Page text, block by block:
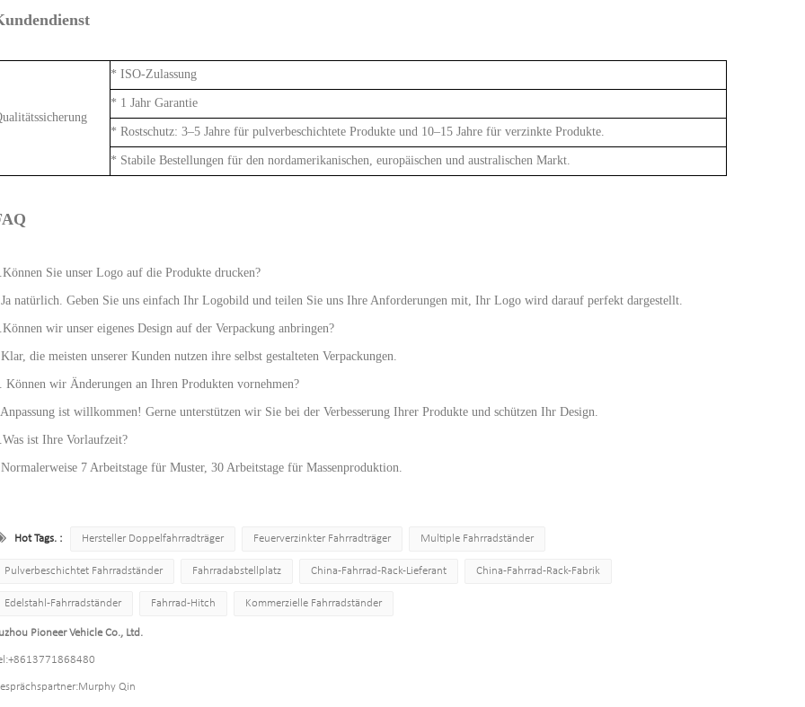
* ISO-Zulassung
* 1 Jahr Garantie
* Rostschutz: 3–5 Jahre für pulverbeschichtete Produkte und 10–15 Jahre für verzinkte Produkte.
* Stabile Bestellungen für den nordamerikanischen, europäischen und australischen Markt.
Sie unser Logo auf die Produkte drucken?
natürlich. Geben Sie uns einfach Ihr Logobild und teilen Sie uns Ihre Anforderungen mit, Ihr Logo wird darauf perfekt dargestellt.
wir unser eigenes Design auf der Verpackung anbringen?
die meisten unserer Kunden nutzen ihre selbst gestalteten Verpackungen.
Können wir Änderungen an Ihren Produkten vornehmen?
ist willkommen! Gerne unterstützen wir Sie bei der Verbesserung Ihrer Produkte und schützen Ihr Design.
ist Ihre Vorlaufzeit?
7 Arbeitstage für Muster, 30 Arbeitstage für Massenproduktion.
Hot Tags. : Hersteller Doppelfahrradträger Feuerverzinkter Fahrradträger Multiple Fahrradständer
Pulverbeschichtet Fahrradständer Fahrradabstellplatz China-Fahrrad-Rack-Lieferant China-Fahrrad-Rack-Fabrik
Edelstahl-Fahrradständer Fahrrad-Hitch Kommerzielle Fahrradständer
Pioneer Vehicle Co., Ltd.
+8613771868480
Murphy Qin